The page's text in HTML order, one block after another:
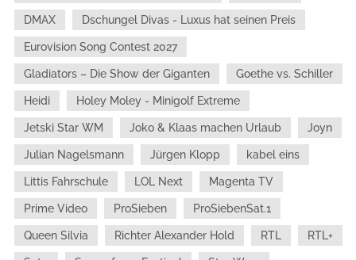
DMAX Dschungel Divas - Luxus hat seinen Preis
Eurovision Song Contest 2027
Gladiators – Die Show der Giganten Goethe vs. Schiller
Heidi Holey Moley - Minigolf Extreme
Jetski Star WM Joko & Klaas machen Urlaub Joyn
Julian Nagelsmann Jürgen Klopp kabel eins
Littis Fahrschule LOL Next Magenta TV
Prime Video ProSieben ProSiebenSat.1
Queen Silvia Richter Alexander Hold RTL RTL+